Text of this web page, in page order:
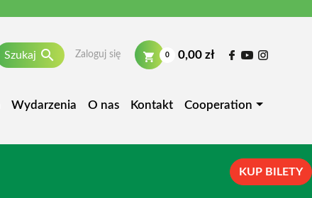
Szukaj  Zaloguj się 0 0,00 zł
Wydarzenia O nas Kontakt Cooperation
KUP BILETY